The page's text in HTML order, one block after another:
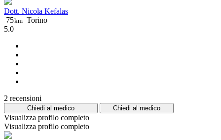
Dott. Nicola Kefalas
75km Torino
5.0
2 recensioni
Chiedi al medico Chiedi al medico
Visualizza profilo completo
Visualizza profilo completo